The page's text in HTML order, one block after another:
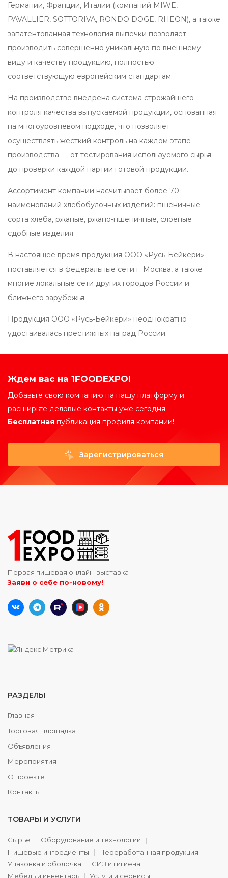
Германии, Франции, Италии (компаний MIWE,
PAVALLIER, SOTTORIVA, RONDO DOGE, RHEON), а также
запатентованная технология выпечки позволяет
производить совершенно уникальную по внешнему
виду и качеству продукцию, полностью
соответствующую европейским стандартам.
На производстве внедрена система строжайшего
контроля качества выпускаемой продукции, основанная
на многоуровневом подходе, что позволяет
осуществлять жесткий контроль на каждом этапе
производства — от тестирования используемого сырья
до проверки каждой партии готовой продукции.
Ассортимент компании насчитывает более 70
наименований хлебобулочных изделий: пшеничные
сорта хлеба, ржаные, ржано-пшеничные, слоеные
сдобные изделия.
В настоящее время продукция ООО «Русь-Бейкери»
поставляется в федеральные сети г. Москва, а также
многие локальные сети других городов России и
ближнего зарубежья.
Продукция ООО «Русь-Бейкери» неоднократно
удостаивалась престижных наград России.
Ждем вас на 1FOODEXPO!
Добавьте свою компанию на нашу платформу и
расширьте деловые контакты уже сегодня.
Бесплатная публикация профиля компании!
Зарегистрироваться
Первая пищевая онлайн-выставка
Заяви о себе по-новому!
РАЗДЕЛЫ
Главная
Торговая площадка
Объявления
Мероприятия
О проекте
Контакты
ТОВАРЫ И УСЛУГИ
Сырье
Оборудование и технологии
Пищевые ингредиенты
Переработанная продукция
Упаковка и оболочка
СИЗ и гигиена
Мебель и инвентарь
Услуги и сервисы